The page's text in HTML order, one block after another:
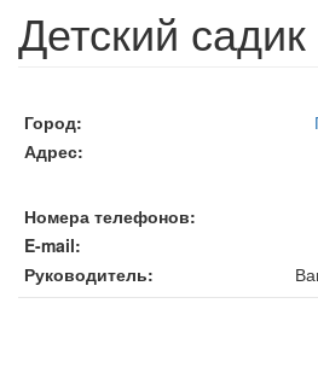
Детский
Город
Адрес
Номера телефонов
E-mail
Руководитель